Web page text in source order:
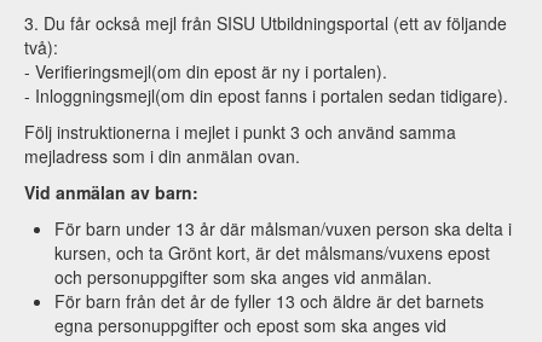
3. Du får också mejl från SISU Utbildningsportal (ett av följande
två):
- Verifieringsmejl(om din epost är ny i portalen).
- Inloggningsmejl(om din epost fanns i portalen sedan tidigare).
Följ instruktionerna i mejlet i punkt 3 och använd samma
mejladress som i din anmälan ovan.
Vid anmälan av barn:
För barn under 13 år där målsman/vuxen person ska delta i
kursen, och ta Grönt kort, är det målsmans/vuxens epost
och personuppgifter som ska anges vid anmälan.
För barn från det år de fyller 13 och äldre är det barnets
egna personuppgifter och epost som ska anges vid